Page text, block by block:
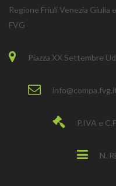
Regione Friuli Venezia Giulia
FVG
Piazza XX Settembre
P.IVA e
N.